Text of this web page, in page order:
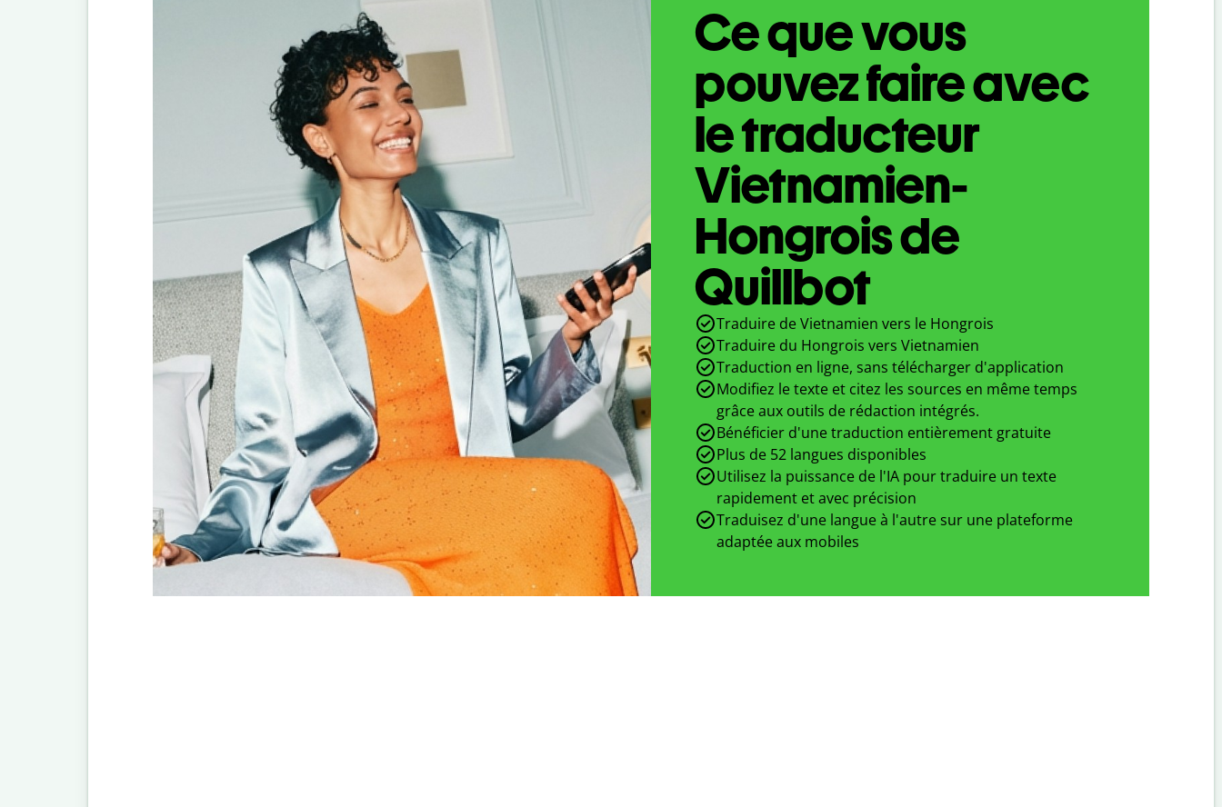
Ce que vous
pouvez faire avec
le traducteur
Vietnamien-
Hongrois de
Quillbot
Traduire de Vietnamien vers le Hongrois
Traduire du Hongrois vers Vietnamien
Traduction en ligne, sans télécharger d'application
Modifiez le texte et citez les sources en même temps
grâce aux outils de rédaction intégrés.
Bénéficier d'une traduction entièrement gratuite
Plus de 52 langues disponibles
Utilisez la puissance de l'IA pour traduire un texte
rapidement et avec précision
Traduisez d'une langue à l'autre sur une plateforme
adaptée aux mobiles